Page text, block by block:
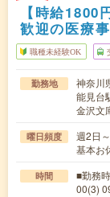
【時給1800
歓迎の医療
職種未経験OK
勤務地 神奈川
能見台
金沢文
曜日頻度
週2日
基本お
時間
■勤務
00(3)